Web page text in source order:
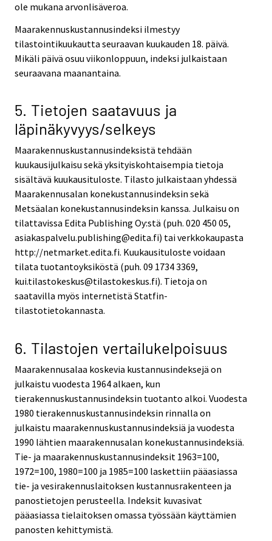
ole mukana arvonlisäveroa.
Maarakennuskustannusindeksi ilmestyy
tilastointikuukautta seuraavan kuukauden 18. päivä.
Mikäli päivä osuu viikonloppuun, indeksi julkaistaan
seuraavana maanantaina.
5. Tietojen saatavuus ja
läpinäkyvyys/selkeys
Maarakennuskustannusindeksistä tehdään
kuukausijulkaisu sekä yksityiskohtaisempia tietoja
sisältävä kuukausituloste. Tilasto julkaistaan yhdessä
Maarakennusalan konekustannusindeksin sekä
Metsäalan konekustannusindeksin kanssa. Julkaisu on
tilattavissa Edita Publishing Oy:stä (puh. 020 450 05,
asiakaspalvelu.publishing@edita.fi) tai verkkokaupasta
http://netmarket.edita.fi. Kuukausituloste voidaan
tilata tuotantoyksiköstä (puh. 09 1734 3369,
kui.tilastokeskus@tilastokeskus.fi). Tietoja on
saatavilla myös internetistä Statfin-
tilastotietokannasta.
6. Tilastojen vertailukelpoisuus
Maarakennusalaa koskevia kustannusindeksejä on
julkaistu vuodesta 1964 alkaen, kun
tierakennuskustannusindeksin tuotanto alkoi. Vuodesta
1980 tierakennuskustannusindeksin rinnalla on
julkaistu maarakennuskustannusindeksiä ja vuodesta
1990 lähtien maarakennusalan konekustannusindeksiä.
Tie- ja maarakennuskustannusindeksit 1963=100,
1972=100, 1980=100 ja 1985=100 laskettiin pääasiassa
tie- ja vesirakennuslaitoksen kustannusrakenteen ja
panostietojen perusteella. Indeksit kuvasivat
pääasiassa tielaitoksen omassa työssään käyttämien
panosten kehittymistä.